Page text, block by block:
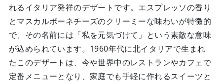
れるイタリア発祥のデザートです。エスプレッソの香り
とマスカルポーネチーズのクリーミーな味わいが特徴的
で、その名前には「私を元気づけて」という素敵な意味
が込められています。1960年代に北イタリアで生まれ
たこのデザートは、今や世界中のレストランやカフェで
定番メニューとなり、家庭でも手軽に作れるスイーツと